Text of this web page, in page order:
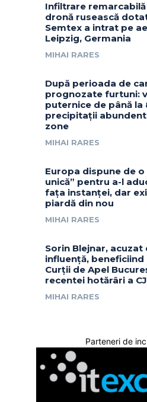
Infiltrare remarcabilă
dronă rusească
Semtex a intrat pe
Leipzig, Germania
MIHAI RARES
După perioada de
prognozate furtuni:
puternice de până la
precipitații
zone
MIHAI RARES
Europa dispune de
unică” pentru a-l
fața instanței, dar
piardă din nou
MIHAI RARES
Sorin Blejnar,
influență,
Curții de Apel
recentei hotărâri a
MIHAI RARES
Parteneri de